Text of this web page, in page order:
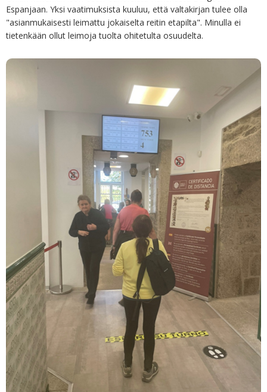
Espanjaan. Yksi vaatimuksista kuuluu, että valtakirjan tulee olla
"asianmukaisesti leimattu jokaiselta reitin etapilta". Minulla ei
tietenkään ollut leimoja tuolta ohitetulta osuudelta.